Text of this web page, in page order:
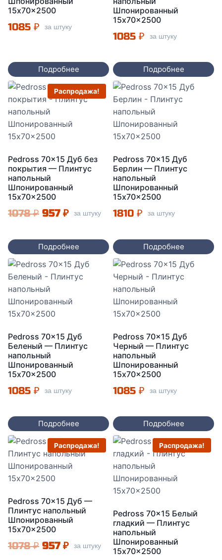
15x70x2500
1085 ₽ за штуку
Подробнее
Шпонированный
15x70x2500
1085 ₽ за штуку
Подробнее
Распродажа!
Pedross 70×15 Дуб без
покрытия — Плинтус
напольный
Шпонированный
15x70x2500
1078₽ Первоначальная
составляла
1078 ₽.
957 ₽Текущая
957 ₽.
за штуку
Подробнее
Pedross 70×15 Дуб
Берлин — Плинтус
напольный
Шпонированный
15x70x2500
1810 ₽ за штуку
Подробнее
Pedross 70×15 Дуб
Беленый — Плинтус
напольный
Шпонированный
15x70x2500
1085 ₽ за штуку
Подробнее
Pedross 70×15 Дуб
Черный — Плинтус
напольный
Шпонированный
15x70x2500
1085 ₽ за штуку
Подробнее
Распродажа!
Pedross 70×15 Дуб —
Плинтус напольный
Шпонированный
15x70x2500
1078₽ Первоначальная
957 ₽Текущая
за штуку
Распродажа!
Pedross 70×15 Белый
гладкий — Плинтус
напольный
Шпонированный
15x70x2500